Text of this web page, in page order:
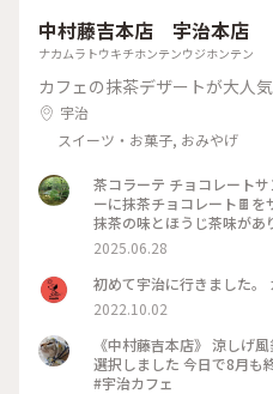
瞬だけ🤣） 紅葉が反射し
帰りがけに隣りの小部屋か
の香炉で頭からスッーと煙
方も来られていましたが
🍁 目の前がバス停で地下
あるので一緒に回られる方
いた床板を供養の為にこち
のを忘れてました😅 渡り
らず知らず通っていたようです😱 #京都紅葉 #紅
庵 #私のことりっぷ旅 #秋さ
中村藤吉本店 宇治本店
ナカムラトウキチホンテンウジホンテン
カフェの抹茶デザートが大人気
宇治
スイーツ・お菓子, おみやげ
茶コラーテ チョコレートサンドクッキー🍪 抹茶風味のクッキ
ーに抹茶チョコレート🍫
抹茶の味とほうじ茶味が
京都 #抹茶 #アートな景色
りだったのですが... 持っ
からお店に寄ったら売り
置けば… 仕方ないので、
ー🍪で良かったです☺️ 大
ます❤️ スポットは宇治の
2025.06.28
初めて宇治に行きました
2022.10.02
《中村藤吉本店》 涼しげ風鈴が沢山並んでいましたが これを
選択しました 今日で8月も
#宇治カフェ